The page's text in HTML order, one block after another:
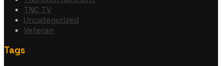
TNC TV
Uncategorized
Veteran
Tags